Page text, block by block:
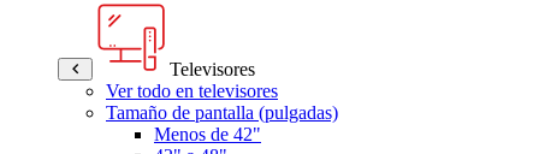
Televisores
Ver todo en televisores
Tamaño de pantalla (pulgadas)
Menos de 42"